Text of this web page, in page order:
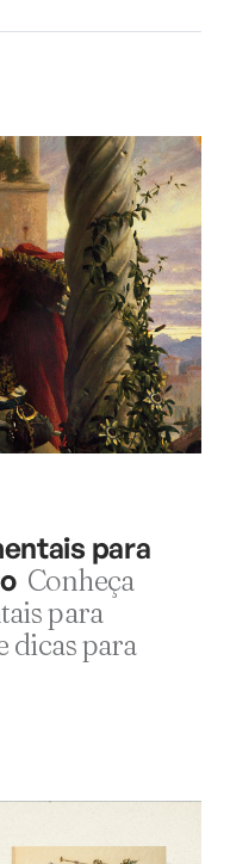
para
Conheça
para
dicas para